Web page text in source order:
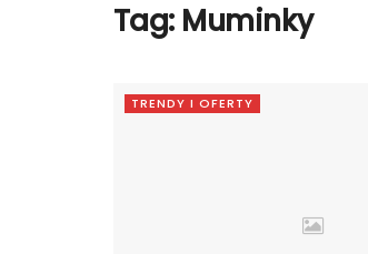
Tag: Muminky
TRENDY I OFERTY